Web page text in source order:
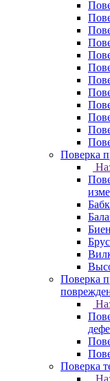
Поверка
Поверка
Поверка